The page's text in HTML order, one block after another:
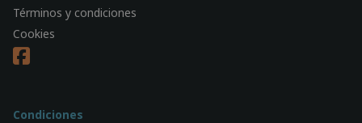
Términos y condiciones
Cookies
Condiciones